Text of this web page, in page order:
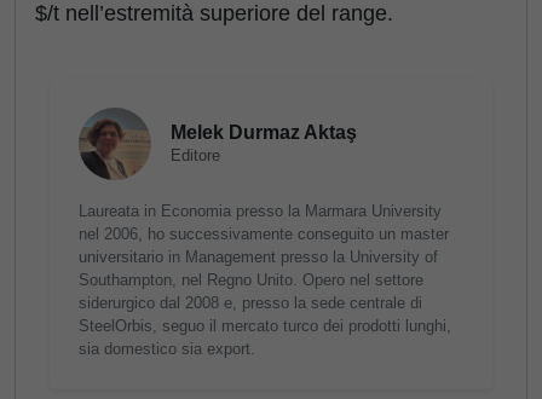
$/t nell’estremità superiore del range.
Melek Durmaz Aktaş
Editore
Laureata in Economia presso la Marmara University
nel 2006, ho successivamente conseguito un master
universitario in Management presso la University of
Southampton, nel Regno Unito. Opero nel settore
siderurgico dal 2008 e, presso la sede centrale di
SteelOrbis, seguo il mercato turco dei prodotti lunghi,
sia domestico sia export.